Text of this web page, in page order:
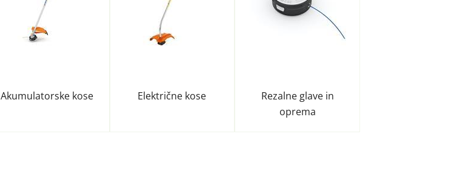
Akumulatorske kose Električne kose
Rezalne glave in
oprema